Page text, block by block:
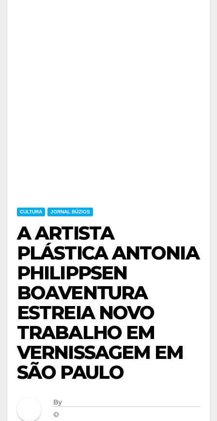
CULTURA JORNAL BÚZIOS
A ARTISTA
PLÁSTICA ANTONIA
PHILIPPSEN
BOAVENTURA
ESTREIA NOVO
TRABALHO EM
VERNISSAGEM EM
SÃO PAULO
By